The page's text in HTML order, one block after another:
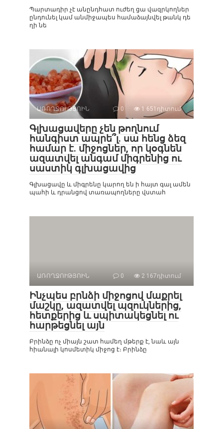
Պարտադիր չէ անընդհատ ուժեղ ցա վազրկողներ
ընդունել կամ անմիջապես համաձայնվել թանկ դե
ղի նե
ԱՌՈՂՋՈՒԹՅՈԻՆ 0 1 651դիտում
Գլխացավերը չեն թողնում
հանգիստ ապրե՞լ. սա հենց ձեզ
համար է. միջոցներ, որ կօգնեն
ազատվել անգամ միգրենից ու
սաստիկ գլխացավից
Գլխացավը և միգրենը կարող են ի հայտ գալ ամեն
պահի և դրանցով տառապողները վստահ
ԱՌՈՂՋՈՒԹՅՈԻՆ 0 2 167դիտում
Ինչպես բրնձի միջոցով մաքրել
մաշկը, ազատվել պզուկներից,
հետքերից և սպիտակեցնել ու
հարթեցնել այն
Բրինձը ոչ միայն շատ համեղ մթերք է, նաև այն
հիանալի կոսմետիկ միջոց է։ Բրինձը